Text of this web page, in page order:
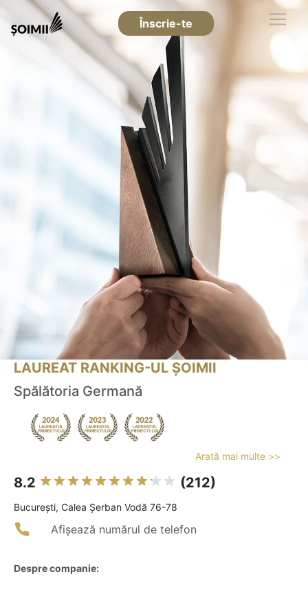
Înscrie-te
LAUREAT RANKING-UL ȘOIMII
Spălătoria Germană
Arată mai multe >>
8.2 (212)
Bucureşti, Calea Șerban Vodă 76-78
Afișează numărul de telefon
Despre companie: